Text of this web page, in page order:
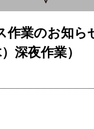
作業のお知
深夜作業）